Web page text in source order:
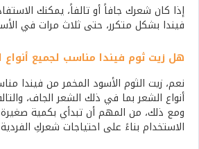
إذا كان شعرك جافاً أو تالفاً، يمكنك
فيندا بشكل متكرر، حتى ثلاث مرات في
هل زيت ثوم فيندا مناسب لجميع أنواع
نعم، زيت الثوم الأسود المخمر من فيندا
أنواع الشعر بما في ذلك الشعر الجاف،
ومع ذلك، من المهم أن تبدأي بكمية صغيرة
الاستخدام بناءً على احتياجات شعركِ